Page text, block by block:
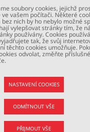
– 2. lékařská
Foto: 2. LF a
soubory cookies, jejichž
vašem počítači. Některé
nich by ho nebylo možné
vylepšovat stránky tím, že
používány. Cookies
tak, že svůj
těchto cookies umožňuje.
odvolat, změňte
NASTAVENÍ COOKIES
ODMÍTNOUT VŠE
PŘIJMOUT VŠE